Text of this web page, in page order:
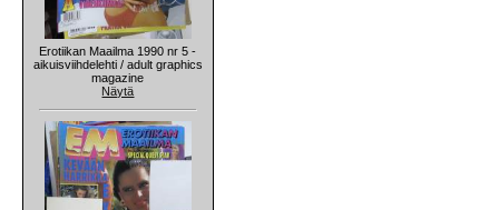
Erotiikan Maailma 1990 nr 5 -
aikuisviihdelehti / adult graphics
magazine
Näytä